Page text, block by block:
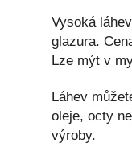
Vysoká
glazura.
Lze mýt v
Láhev
oleje, octy
výroby.